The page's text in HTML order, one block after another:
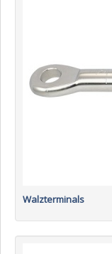
Walzterminals